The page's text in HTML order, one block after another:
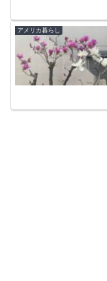
アメリカ暮らし